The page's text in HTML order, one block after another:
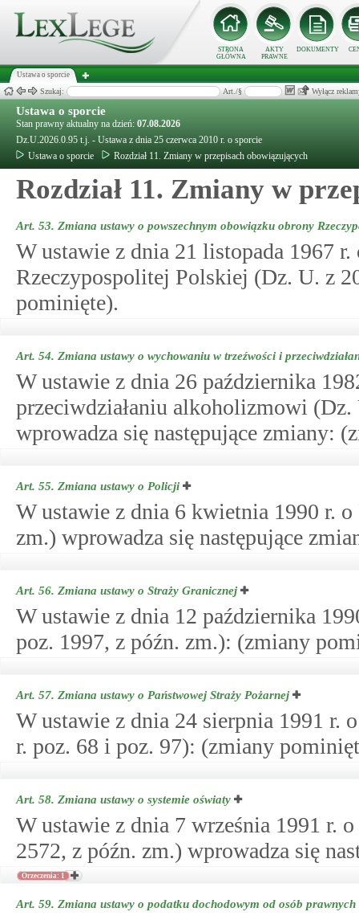
STRONA
GŁÓWNA
AKTY
PRAWNE
DOKUMENTY
Ustawa o sporcie
Szukaj: Art./§ Wyłącz
Ustawa o sporcie
Stan prawny aktualny na dzień: 07.08.2026
Dz.U.2026.0.95 t.j. - Ustawa z dnia 25 czerwca 2010 r. o sporcie
Ustawa o sporcie
Rozdział 11. Zmiany w przepisach obowiązujących
Rozdział 11. Zmiany w
Art. 53. Zmiana ustawy o powszechnym obowiązku obrony
W ustawie z dnia 21 listopada 1967
Rzeczypospolitej Polskiej (Dz. U. z
pominięte).
Art. 54. Zmiana ustawy o wychowaniu w trzeźwości i
W ustawie z dnia 26 października
przeciwdziałaniu alkoholizmowi
wprowadza się następujące zmiany:
Art. 55. Zmiana ustawy o Policji
W ustawie z dnia 6 kwietnia 1990 r.
zm.) wprowadza się następujące
Art. 56. Zmiana ustawy o Straży Granicznej
W ustawie z dnia 12 października
poz. 1997, z późn. zm.): (zmiany
Art. 57. Zmiana ustawy o Państwowej Straży Pożarnej
W ustawie z dnia 24 sierpnia 1991 r.
r. poz. 68 i poz. 97): (zmiany
Art. 58. Zmiana ustawy o systemie oświaty
W ustawie z dnia 7 września 1991 r.
2572, z późn. zm.) wprowadza się
Orzeczenia: 1
Art. 59. Zmiana ustawy o podatku dochodowym od osób prawnych